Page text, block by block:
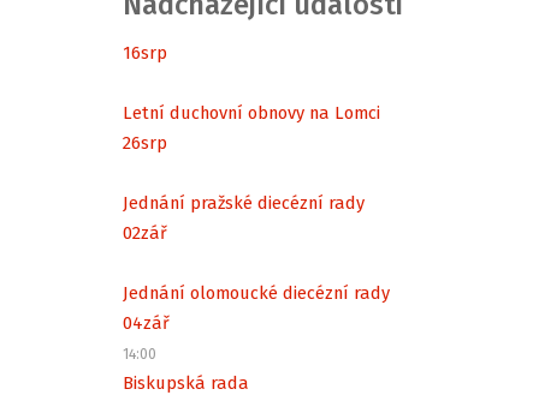
16srp
Letní duchovní obnovy na Lomci
26srp
Jednání pražské diecézní rady
02zář
Jednání olomoucké diecézní rady
04zář
14:00
Biskupská rada